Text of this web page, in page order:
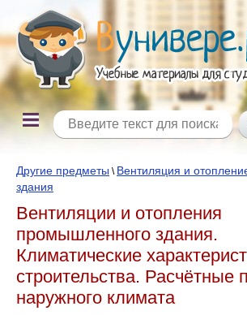
Другие предметы \ Вентиляция и
здания
Вентиляции и отопления
промышленного здания.
Климатические
строительства. Расчётные
наружного климата